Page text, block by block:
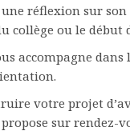
une réflexion sur
collège ou le début
accompagne dans
votre projet
propose sur rendez-